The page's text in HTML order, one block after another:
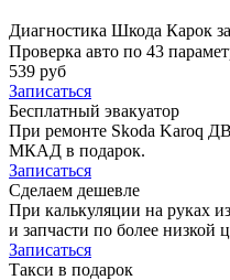
Диагностика Шкода Карок
Проверка авто по 43
539 руб
Записаться
Бесплатный эвакуатор
При ремонте Skoda Karoq
МКАД в подарок.
Записаться
Сделаем дешевле
При калькуляции на руках
и запчасти по более низкой
Записаться
Такси в подарок